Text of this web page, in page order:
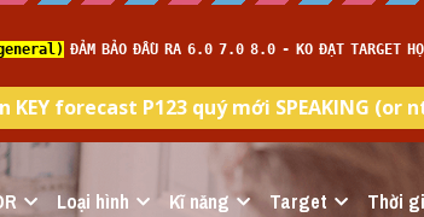
Loại hình Kĩ năng Target Thời